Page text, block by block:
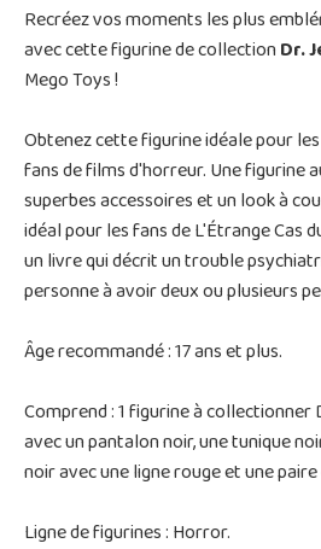
Recréez vos moments les plus
avec cette figurine de collectionDr.
Mego Toys !
Obtenez cette figurine idéale pour
fans de films d'horreur. Une figurine
superbes accessoires et un look à
idéal pour les fans de L'Étrange Cas
un livre qui décrit un trouble
personne à avoir deux ou plusieurs
Âge recommandé : 17 ans et plus.
Comprend : 1 figurine à collectionner
avec un pantalon noir, une tunique
noir avec une ligne rouge et une
Ligne de figurines : Horror.